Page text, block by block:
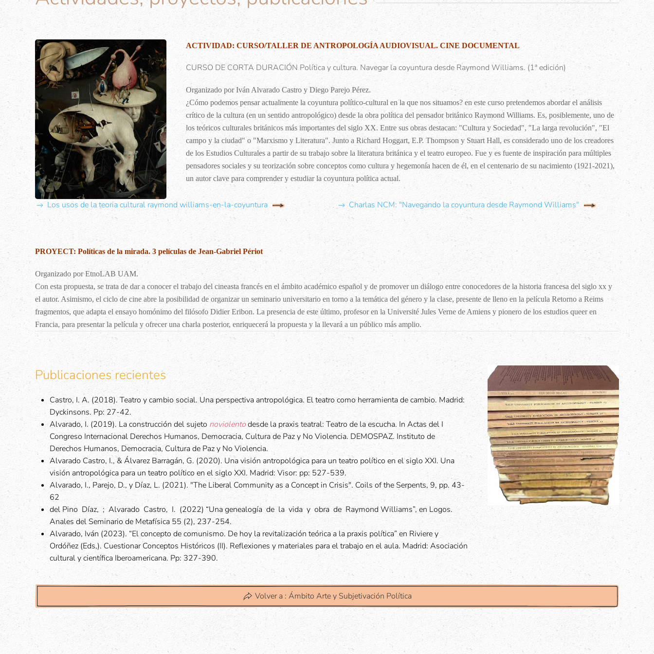
ACTIVIDAD: CURSO/TALLER DE ANTROPOLOGÍA AUDIOVISUAL. CINE DOCUMENTAL
CURSO DE CORTA DURACIÓN Política y cultura. Navegar la coyuntura desde Raymond Williams. (1ª edición)
Organizado por Iván Alvarado Castro y Diego Parejo Pérez.
¿Cómo podemos pensar actualmente la coyuntura político-cultural en la que nos situamos? en este curso pretendemos abordar el análisis
crítico de la cultura (en un sentido antropológico) desde la obra política del pensador británico Raymond Williams. Es, posiblemente, uno de
los teóricos culturales británicos más importantes del siglo XX. Entre sus obras destacan: "Cultura y Sociedad", "La larga revolución", "El
campo y la ciudad" o "Marxismo y Literatura". Junto a Richard Hoggart, E.P. Thompson y Stuart Hall, es considerado uno de los creadores
de los Estudios Culturales a partir de su trabajo sobre la literatura británica y el teatro europeo. Fue y es fuente de inspiración para múltiples
pensadores sociales y su teorización sobre conceptos como cultura y hegemonía hacen de él, en el centenario de su nacimiento (1921-2021),
un autor clave para comprender y estudiar la coyuntura política actual.
Los usos de la teoria cultural raymond williams-en-la-coyuntura Charlas NCM: "Navegando la coyuntura desde Raymond Williams"
PROYECT: Políticas de la mirada. 3 películas de Jean-Gabriel Périot
Organizado por EtnoLAB UAM.
Con esta propuesta, se trata de dar a conocer el trabajo del cineasta francés en el ámbito académico español y de promover un diálogo entre conocedores de la historia francesa del siglo xx y
el autor. Asimismo, el ciclo de cine abre la posibilidad de organizar un seminario universitario en torno a la temática del género y la clase, presente de lleno en la película Retorno a Reims
fragmentos, que adapta el ensayo homónimo del filósofo Didier Eribon. La presencia de este último, profesor en la Université Jules Verne de Amiens y pionero de los estudios queer en
Francia, para presentar la película y ofrecer una charla posterior, enriquecerá la propuesta y la llevará a un público más amplio.
Publicaciones recientes
Castro, I. A. (2018). Teatro y cambio social. Una perspectiva antropológica. El teatro como herramienta de cambio. Madrid:
Dyckinsons. Pp: 27-42.
Alvarado, I. (2019). La construcción del sujeto noviolentodesde la praxis teatral: Teatro de la escucha. In Actas del I
Congreso Internacional Derechos Humanos, Democracia, Cultura de Paz y No Violencia. DEMOSPAZ. Instituto de
Derechos Humanos, Democracia, Cultura de Paz y No Violencia.
Alvarado Castro, I., & Álvarez Barragán, G. (2020). Una visión antropológica para un teatro político en el siglo XXI. Una
visión antropológica para un teatro político en el siglo XXI. Madrid: Visor: pp: 527-539.
Alvarado, I., Parejo, D., y Díaz, L. (2021). "The Liberal Community as a Concept in Crisis". Coils of the Serpents, 9, pp. 43-
62
del Pino Díaz, ; Alvarado Castro, I. (2022) “Una genealogía de la vida y obra de Raymond Williams”, en Logos.
Anales del Seminario de Metafísica 55 (2), 237-254.
Alvarado, Iván (2023). “El concepto de comunismo. De hoy la revitalización teórica a la praxis política” en Riviere y
Ordóñez (Eds,). Cuestionar Conceptos Históricos (II). Reflexiones y materiales para el trabajo en el aula. Madrid: Asociación
cultural y científica Iberoamericana. Pp: 327-390.
Volver a : Ámbito Arte y Subjetivación Política